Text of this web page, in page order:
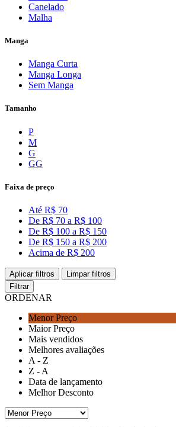
Canelado
Malha
Manga
Manga Curta
Manga Longa
Sem Manga
Tamanho
P
M
G
GG
Faixa de preço
Até R$ 70
De R$ 70 a R$ 100
De R$ 100 a R$ 150
De R$ 150 a R$ 200
Acima de R$ 200
Aplicar filtros
Limpar filtros
Filtrar
ORDENAR
Menor Preço
Maior Preço
Mais vendidos
Melhores avaliações
A - Z
Z - A
Data de lançamento
Melhor Desconto